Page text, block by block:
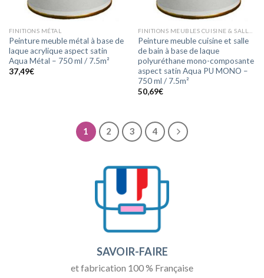
FINITIONS MÉTAL
Peinture meuble métal à base de
laque acrylique aspect satin
Aqua Métal – 750 ml / 7.5m²
37,49€
Peinture meuble cuisine et salle
de bain à base de laque
polyuréthane mono-composante
aspect satin Aqua PU MONO –
750 ml / 7.5m²
50,69€
1 2 3 4
SAVOIR-FAIRE
et fabrication 100 % Française